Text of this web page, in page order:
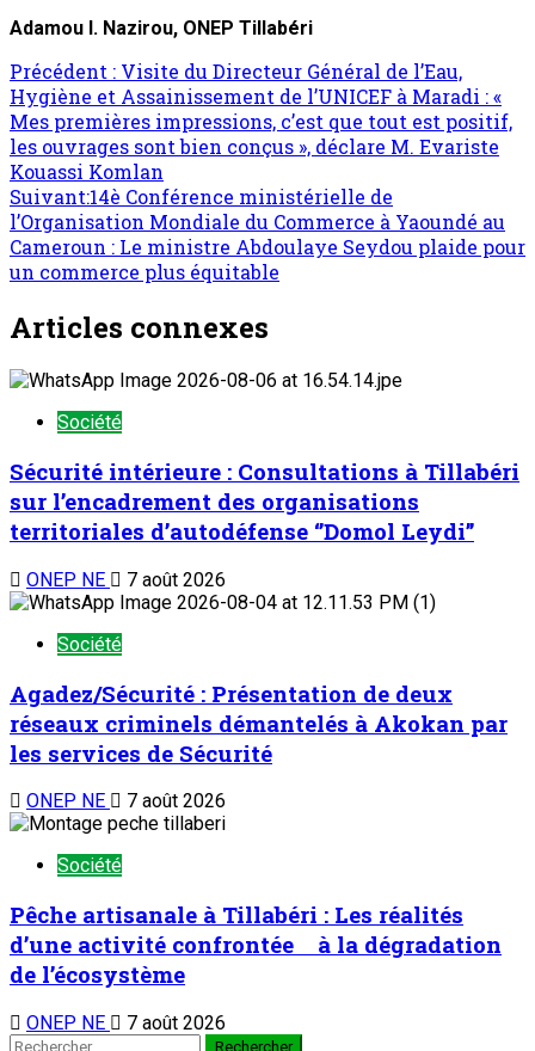
Adamou I. Nazirou, ONEP Tillabéri
Précédent : Visite du Directeur Général de l’Eau,
Hygiène et Assainissement de l’UNICEF à Maradi : «
Mes premières impressions, c’est que tout est positif,
les ouvrages sont bien conçus », déclare M. Evariste
Kouassi Komlan
Suivant:14è Conférence ministérielle de
l’Organisation Mondiale du Commerce à Yaoundé au
Cameroun : Le ministre Abdoulaye Seydou plaide pour
un commerce plus équitable
Articles connexes
Société
Sécurité intérieure : Consultations à Tillabéri
sur l’encadrement des organisations
territoriales d’autodéfense ‘’Domol Leydi’’
ONEP NE 7 août 2026
Société
Agadez/Sécurité : Présentation de deux
réseaux criminels démantelés à Akokan par
les services de Sécurité
ONEP NE 7 août 2026
Société
Pêche artisanale à Tillabéri : Les réalités
d’une activité confrontée à la dégradation
de l’écosystème
ONEP NE 7 août 2026